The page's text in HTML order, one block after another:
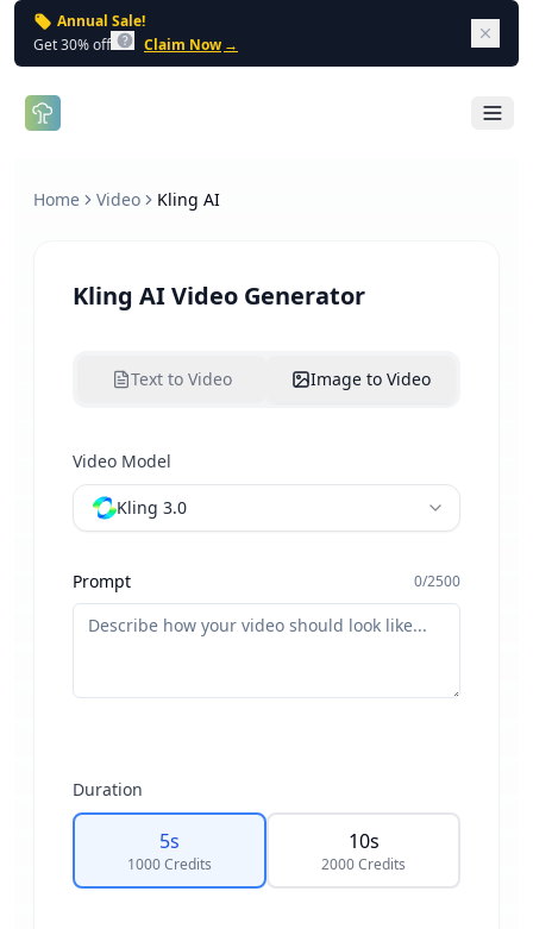
Annual Sale!
Get 30% off
Claim Now →
Open
Home Video Kling AI
Kling AI Video Generator
Text to Video Image to Video
Video Model
Kling 3.0
Prompt 0/2500
Duration
5s
1000Credits
10s
2000Credits